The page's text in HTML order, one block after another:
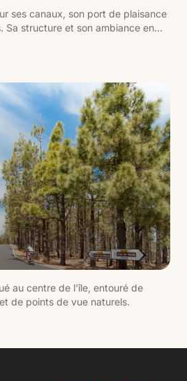
ses canaux, son port de plaisance
Sa structure et son ambiance en
au centre de l'île, entouré de
de points de vue naturels.